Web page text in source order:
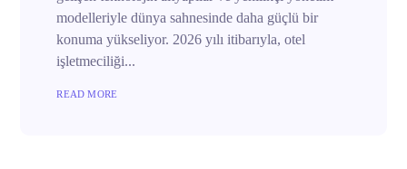
modelleriyle dünya sahnesinde daha güçlü bir
konuma yükseliyor. 2026 yılı itibarıyla, otel
işletmeciliği...
READ MORE